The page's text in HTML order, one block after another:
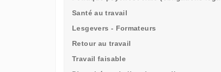
Santé au travail
Lesgevers - Formateurs
Retour au travail
Travail faisable